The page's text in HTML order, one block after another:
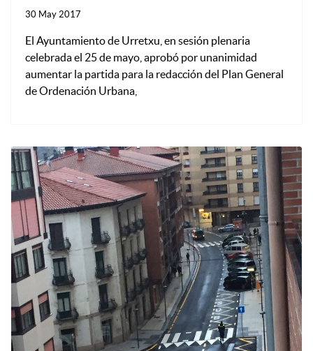
30 May 2017
El Ayuntamiento de Urretxu, en sesión plenaria
celebrada el 25 de mayo, aprobó por unanimidad
aumentar la partida para la redacción del Plan General
de Ordenación Urbana,